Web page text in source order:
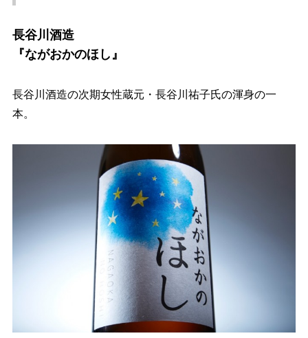
長谷川酒造
『ながおかのほし』
長谷川酒造の次期女性蔵元・長谷川祐子氏の渾身の一
本。